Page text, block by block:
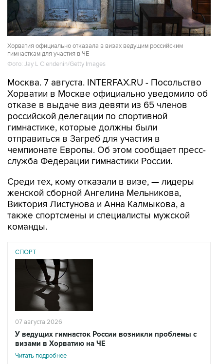
Хорватия официально отказала в визах ведущим российским
гимнасткам для участия в ЧЕ
Фото: Jay L Clendenin/Getty Images
Москва. 7 августа. INTERFAX.RU - Посольство
Хорватии в Москве официально уведомило об
отказе в выдаче виз девяти из 65 членов
российской делегации по спортивной
гимнастике, которые должны были
отправиться в Загреб для участия в
чемпионате Европы. Об этом сообщает пресс-
служба Федерации гимнастики России.
Среди тех, кому отказали в визе, — лидеры
женской сборной Ангелина Мельникова,
Виктория Листунова и Анна Калмыкова, а
также спортсмены и специалисты мужской
команды.
СПОРТ
07 августа 2026
У ведущих гимнасток России возникли проблемы с
визами в Хорватию на ЧЕ
Читать подробнее